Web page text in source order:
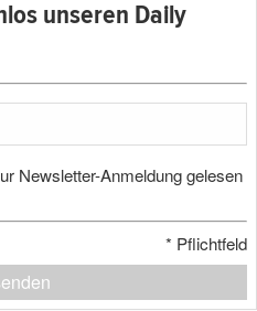
unseren Daily
Newsletter-Anmeldung gelesen
* Pflichtfeld